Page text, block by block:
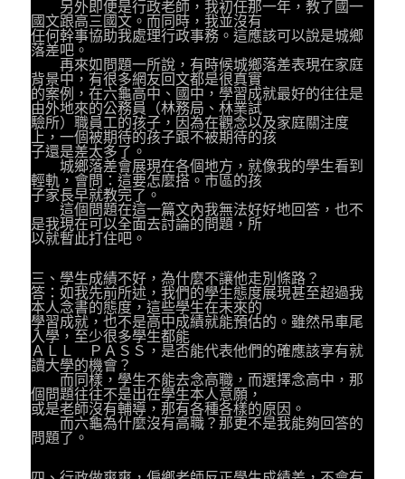
另外即便是行政老師，我初任那一年，教了國一
國文跟高三國文。而同時，我並沒有
任何幹事協助我處理行政事務。這應該可以說是城鄉
落差吧。
再來如問題一所說，有時候城鄉落差表現在家庭
背景中，有很多網友回文都是很真實
的案例，在六龜高中、國中，學習成就最好的往往是
由外地來的公務員（林務局、林業試
驗所）職員工的孩子，因為在觀念以及家庭關注度
上，一個被期待的孩子跟不被期待的孩
子還是差太多了。
城鄉落差會展現在各個地方，就像我的學生看到
輕軌，會問：這要怎麼搭。市區的孩
子家長早就教完了。
這個問題在這一篇文內我無法好好地回答，也不
是我現在可以全面去討論的問題，所
以就暫此打住吧。
三、學生成績不好，為什麼不讓他走別條路？
答：如我先前所述，我們的學生態度展現甚至超過我
本人念書的態度，這些學生在未來的
學習成就，也不是高中成績就能預估的。雖然吊車尾
入學，至少很多學生都能
ＡＬＬ ＰＡＳＳ，是否能代表他們的確應該享有就
讀大學的機會？
而同樣，學生不能去念高職，而選擇念高中，那
個問題往往不是出在學生本人意願，
或是老師沒有輔導，那有各種各樣的原因。
而六龜為什麼沒有高職？那更不是我能夠回答的
問題了。